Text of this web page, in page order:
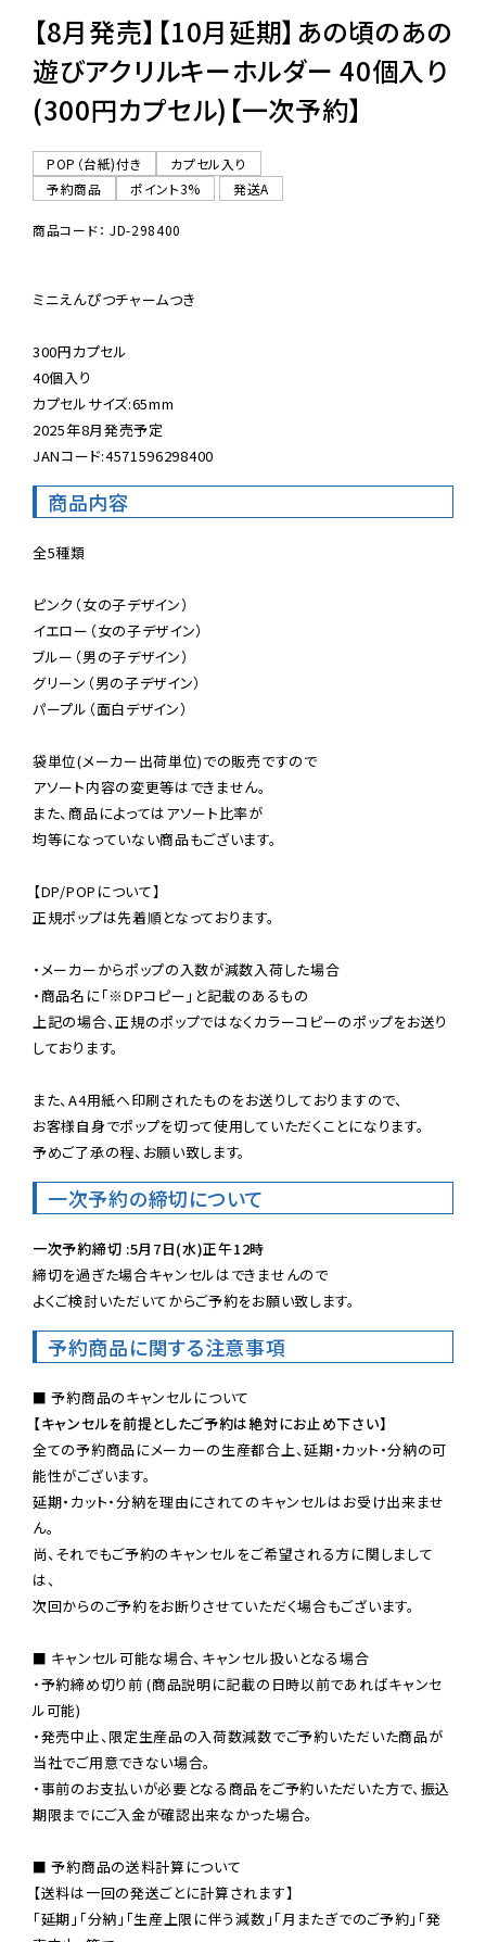
【8月発売】【10月延期】あの頃のあの
遊びアクリルキーホルダー 40個入り
(300円カプセル)【一次予約】
POP（台紙)付き
カプセル入り
予約商品
ポイント3% 発送A
商品コード： JD-298400
ミニえんぴつチャームつき
300円カプセル
40個入り
カプセルサイズ:65mm
2025年8月発売予定
JANコード:4571596298400
商品内容
全5種類
ピンク（女の子デザイン）
イエロー（女の子デザイン）
ブルー（男の子デザイン）
グリーン（男の子デザイン）
パープル（面白デザイン）
袋単位(メーカー出荷単位)での販売ですので
アソート内容の変更等はできません。
また、商品によってはアソート比率が
均等になっていない商品もございます。
【DP/POPについて】
正規ポップは先着順となっております。
・メーカーからポップの入数が減数入荷した場合
・商品名に「※DPコピー」と記載のあるもの
上記の場合、正規のポップではなくカラーコピーのポップをお送り
しております。
また、A4用紙へ印刷されたものをお送りしておりますので、
お客様自身でポップを切って使用していただくことになります。
予めご了承の程、お願い致します。
一次予約の締切について
一次予約締切 :5月7日(水)正午12時
締切を過ぎた場合キャンセルはできませんので
よくご検討いただいてからご予約をお願い致します。
予約商品に関する注意事項
【キャンセルを前提としたご予約は絶対にお止め下さい】
全ての予約商品にメーカーの生産都合上、延期・カット・分納の可
能性がございます。
延期・カット・分納を理由にされてのキャンセルはお受け出来ませ
ん。
尚、それでもご予約のキャンセルをご希望される方に関しまして
は、
次回からのご予約をお断りさせていただく場合もございます。
■ キャンセル可能な場合、キャンセル扱いとなる場合
・予約締め切り前 (商品説明に記載の日時以前であればキャンセ
ル可能)
・発売中止、限定生産品の入荷数減数でご予約いただいた商品が
当社でご用意できない場合。
・事前のお支払いが必要となる商品をご予約いただいた方で、振込
期限までにご入金が確認出来なかった場合。
■ 予約商品の送料計算について
【送料は一回の発送ごとに計算されます】
「延期」「分納」「生産上限に伴う減数」「月またぎでのご予約」「発